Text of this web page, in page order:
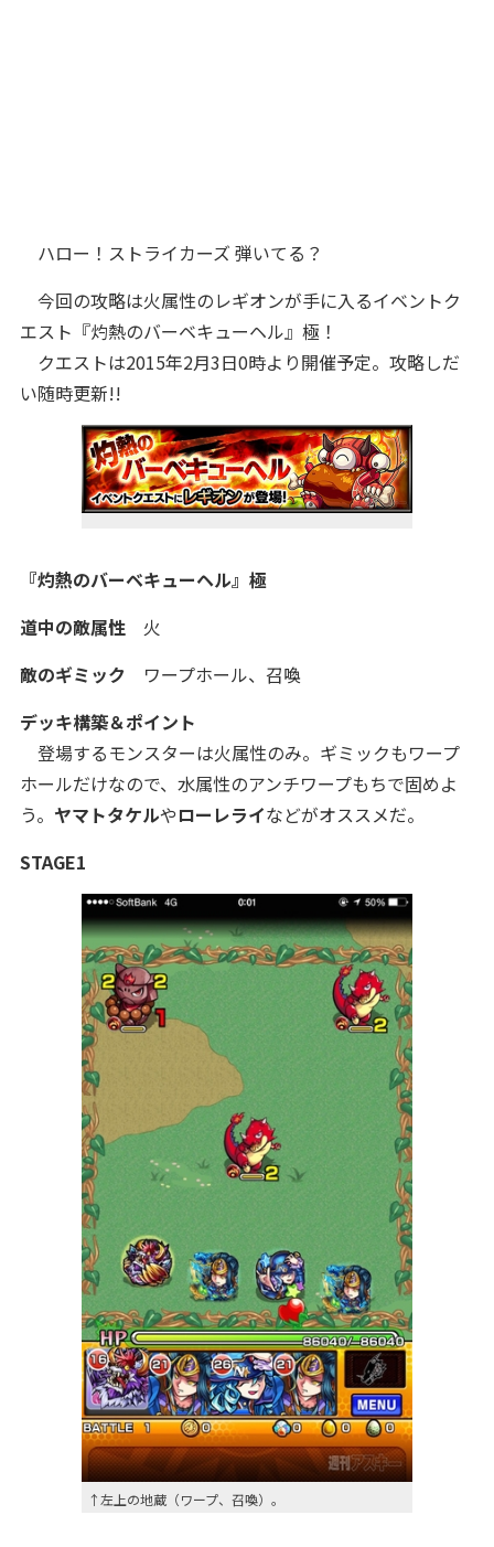
ハロー！ストライカーズ 弾いてる？
今回の攻略は火属性のレギオンが手に入るイベントク
エスト『灼熱のバーベキューヘル』極！
クエストは2015年2月3日0時より開催予定。攻略しだ
い随時更新!!
『灼熱のバーベキューヘル』極
道中の敵属性火
敵のギミック ワープホール、召喚
デッキ構築＆ポイント
登場するモンスターは火属性のみ。ギミックもワープ
ホールだけなので、水属性のアンチワープもちで固めよ
う。 ヤマトタケルやローレライなどがオススメだ。
STAGE1
↑左上の地蔵（ワープ、召喚）。